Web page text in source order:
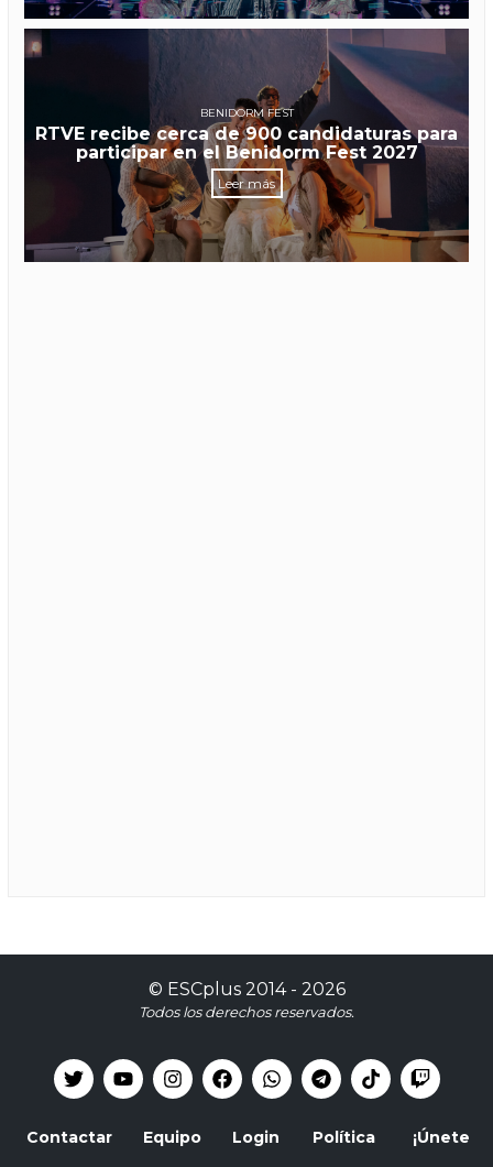
BENIDORM FEST
RTVE recibe cerca de 900 candidaturas para
participar en el Benidorm Fest 2027
Leer más
© ESCplus2014 - 2026
Todos los derechos reservados.
Contactar Equipo Login Política ¡Únete